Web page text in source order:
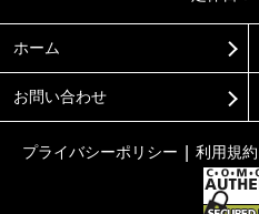
ホーム
お問い合わせ
プライバシーポリシー 利用規約